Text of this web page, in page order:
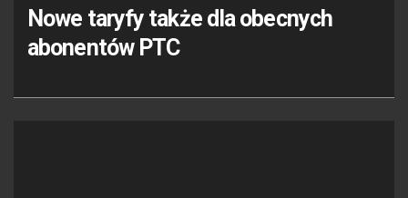
Nowe taryfy także dla obecnych
abonentów PTC